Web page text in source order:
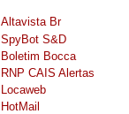
Altavista Br
SpyBot S&D
Boletim Bocca
RNP CAIS Alertas
Locaweb
HotMail